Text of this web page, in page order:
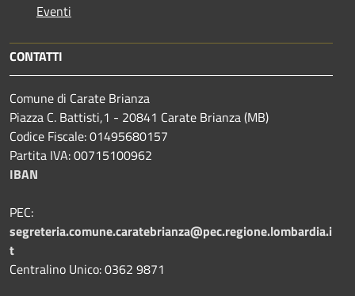
Eventi
CONTATTI
Comune di Carate Brianza
Piazza C. Battisti,1 - 20841 Carate Brianza (MB)
Codice Fiscale: 01495680157
Partita IVA: 00715100962
IBAN
PEC:
segreteria.comune.caratebrianza@pec.regione.lombardia.i
t
Centralino Unico: 0362 9871